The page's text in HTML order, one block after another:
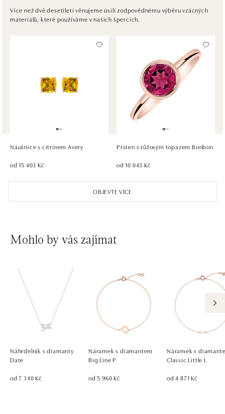
Pribinova 8, 811 09 Bratislava
tel.: +421917090467
tel.: +421 917 090 372
zítra otevřeno od 09:00
HALADA OC Eurovea, Bratislava
Pribinova 8, 811 09 Bratislava
zítra otevřeno od 10:00
Více než dvě desetiletí věnujeme úsilí zodpovědnému výběru vzácných
materiálů, které používáme v našich špercích.
OBJEVTE VÍCE
Náušnice s citrínem Avery
od 15 403 Kč
Prsten s růžovým topazem Bonbon
od 10 043 Kč
Mohlo by vás zajímat
Náhrdelník s diamanty
Date
od 7 340 Kč
Náramek s diamantem
Big Line P
od 5 960 Kč
Náramek s
Classic Little L
od 4 871 Kč